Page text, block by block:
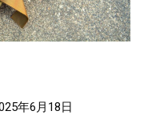
年6月18日